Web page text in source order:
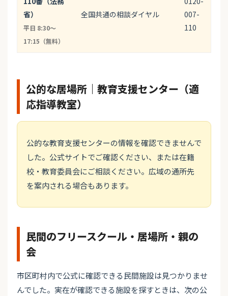
省）
平日 8:30〜
17:15（無料）
全国共通の相談ダイヤル
007-
110
公的な居場所｜教育支援センター（適
応指導教室）
公的な教育支援センターの情報を確認できませんで
した。公式サイトでご確認ください、または在籍
校・教育委員会にご相談ください。広域の通所先
を案内される場合もあります。
民間のフリースクール・居場所・親の
会
市区町村内で公式に確認できる民間施設は見つかりませ
んでした。実在が確認できる施設を探すときは、次の公